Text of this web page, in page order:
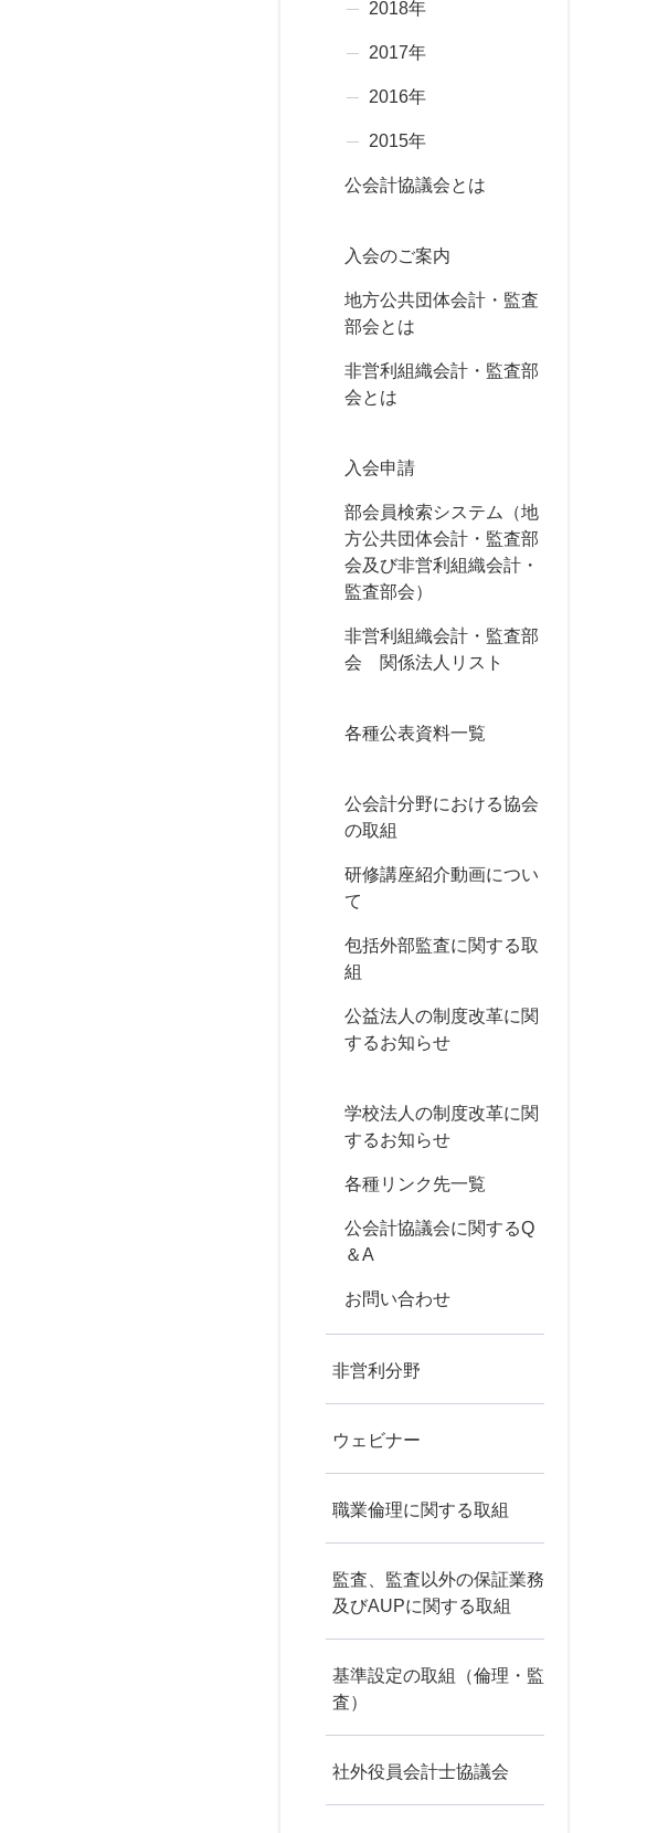
2018年
2017年
2016年
2015年
公会計協議会とは
入会のご案内
地方公共団体会計・監査
部会とは
非営利組織会計・監査部
会とは
入会申請
部会員検索システム（地
方公共団体会計・監査部
会及び非営利組織会計・
監査部会）
非営利組織会計・監査部
会 関係法人リスト
各種公表資料一覧
公会計分野における協会
の取組
研修講座紹介動画につい
て
包括外部監査に関する取
組
公益法人の制度改革に関
するお知らせ
学校法人の制度改革に関
するお知らせ
各種リンク先一覧
公会計協議会に関するQ
＆A
お問い合わせ
非営利分野
ウェビナー
職業倫理に関する取組
監査、監査以外の保証業務
及びAUPに関する取組
基準設定の取組（倫理・監
査）
社外役員会計士協議会